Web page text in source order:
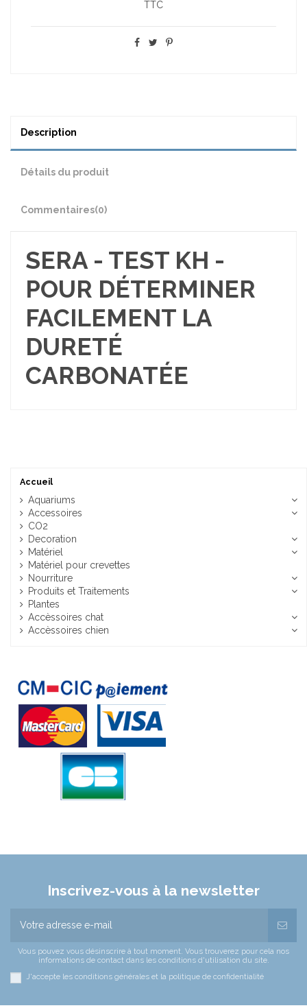
TTC
Description
Détails du produit
Commentaires(0)
SERA - TEST KH -
POUR DÉTERMINER
FACILEMENT LA
DURETÉ
CARBONATÉE
Accueil
Aquariums
Accessoires
CO2
Decoration
Matériel
Matériel pour crevettes
Nourriture
Produits et Traitements
Plantes
Accèssoires chat
Accèssoires chien
Inscrivez-vous à la newsletter
Vous pouvez vous désinscrire à tout moment. Vous trouverez pour cela nos
informations de contact dans les conditions d'utilisation du site.
J'accepte les conditions générales et la politique de confidentialité